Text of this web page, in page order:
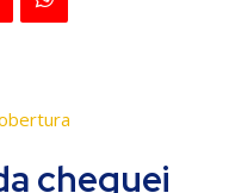
cheguei